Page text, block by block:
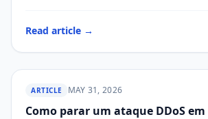
Read article →
WP STAGING
ARTICLE MAY 31, 2026
Como parar um ataque DDoS